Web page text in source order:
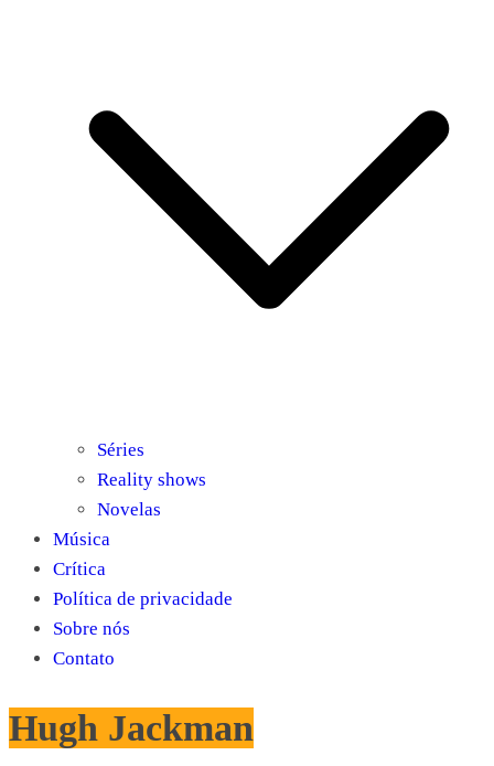
Séries
Reality shows
Novelas
Música
Crítica
Política de privacidade
Sobre nós
Contato
Hugh Jackman